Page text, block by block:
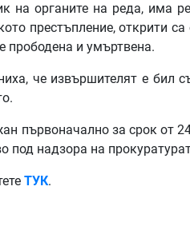
на органите на реда, има
престъпление, открити
прободена и умъртвена.
че извършителят е
първоначално за срок от
под надзора на
ТУК.